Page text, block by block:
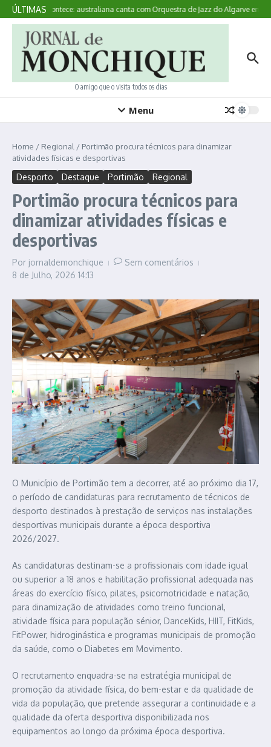
Ir para o conteúdo
ÚLTIMAS
Aqui Acontece: australiana canta com Orquestra de Jazz do Algarve em
O amigo que o visita todos os dias
Menu
Home / Regional / Portimão procura técnicos para dinamizar
atividades físicas e desportivas
Desporto Destaque Portimão Regional
Portimão procura técnicos para
dinamizar atividades físicas e
desportivas
Por jornaldemonchique
Sem comentários
8 de Julho, 2026 14:13
O Município de Portimão tem a decorrer, até ao próximo dia 17,
o período de candidaturas para recrutamento de técnicos de
desporto destinados à prestação de serviços nas instalações
desportivas municipais durante a época desportiva
2026/2027.
As candidaturas destinam-se a profissionais com idade igual
ou superior a 18 anos e habilitação profissional adequada nas
áreas do exercício físico, pilates, psicomotricidade e natação,
para dinamização de atividades como treino funcional,
atividade física para população sénior, DanceKids, HIIT, FitKids,
FitPower, hidroginástica e programas municipais de promoção
da saúde, como o Diabetes em Movimento.
O recrutamento enquadra-se na estratégia municipal de
promoção da atividade física, do bem-estar e da qualidade de
vida da população, que pretende assegurar a continuidade e a
qualidade da oferta desportiva disponibilizada nos
equipamentos ao longo da próxima época desportiva.